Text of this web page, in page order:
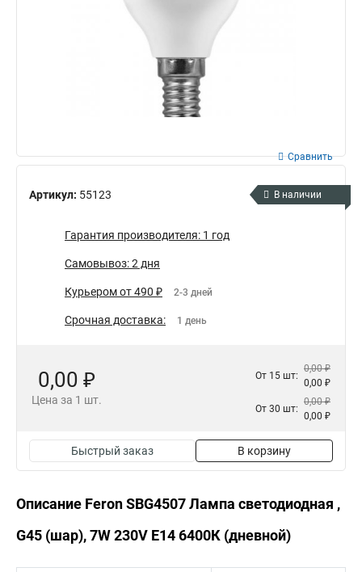
Артикул: 55123
Сравнить
В наличии
Гарантия производителя: 1 год
Самовывоз: 2 дня
Курьером от 490 ₽ 2-3 дней
Срочная доставка: 1 день
0,00 ₽
Цена за 1 шт.
От 15 шт:
0,00 ₽
0,00 ₽
От 30 шт:
0,00 ₽
0,00 ₽
Быстрый заказ В корзину
Описание Feron SBG4507 Лампа светодиодная ,
G45 (шар), 7W 230V E14 6400К (дневной)